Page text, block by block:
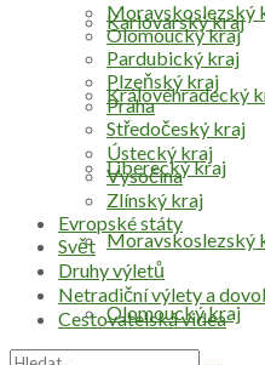
Karlovarský kraj
Královéhradecký
Liberecký kraj
Moravskoslezský
Olomoucký kraj
Moravskoslezský
Olomoucký kraj
Pardubický kraj
Plzeňský kraj
Praha
Středočeský kraj
Ústecký kraj
Vysočina
Zlínský kraj
Evropské státy
Svět
Druhy výletů
Netradiční výlety a
Cestovatelská videa